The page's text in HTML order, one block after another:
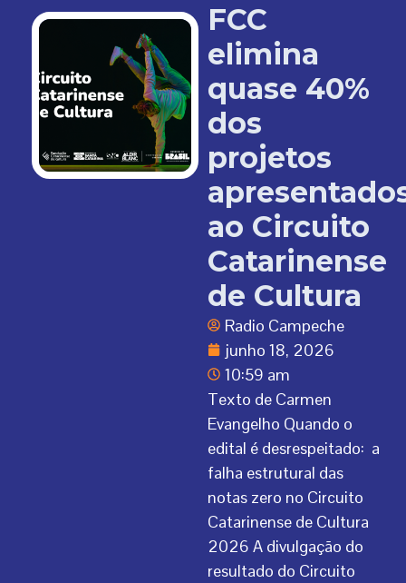
FCC
elimina
quase 40%
dos
projetos
ao Circuito
Catarinense
de Cultura
Radio Campeche
junho 18, 2026
10:59 am
Texto de Carmen
Evangelho Quando o
edital é desrespeitado: a
falha estrutural das
notas zero no Circuito
Catarinense de Cultura
2026 A divulgação do
resultado do Circuito